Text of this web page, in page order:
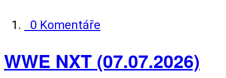
0 Komentáře
WWE NXT (07.07.2026)